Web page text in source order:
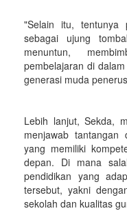
"Selain itu, tentunya
sebagai ujung
menuntun,
pembelajaran di
generasi muda
Lebih lanjut, Sekda,
menjawab tantangan
yang memiliki
depan. Di mana
pendidikan yang
tersebut, yakni
sekolah dan kualitas